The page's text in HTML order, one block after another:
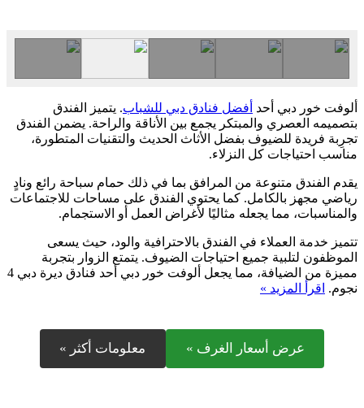
ألوفت خور دبي أحد أفضل فنادق دبي للشباب. يتميز الفندق
بتصميمه العصري والمبتكر يجمع بين الأناقة والراحة. يضمن الفندق
تجرِبة فريدة للضيوف بفضل الأثاث الحديث والتقنيات المتطورة،
مناسب احتياجات كل النزلاء.
يقدم الفندق متنوعة من المرافق بما في ذلك حمام سباحة رائع ونادٍ
رياضي مجهز بالكامل. كما يحتوي الفندق على مساحات للاجتماعات
والمناسبات، مما يجعله مثاليًا لأغراض العمل أو الاستجمام.
تتميز خدمة العملاء في الفندق بالاحترافية والود، حيث يسعى
الموظفون لتلبية جميع احتياجات الضيوف. يتمتع الزوار بتجربة
مميزة من الضيافة، مما يجعل ألوفت خور دبي أحد فنادق ديرة دبي 4
نجوم. اقرأ المزيد »
عرض أسعار الغرف » معلومات أكثر »